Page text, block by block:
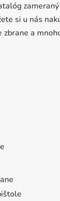
si u nás
zbrane a